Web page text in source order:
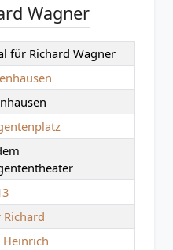
Wagner
für Richard Wagner
Heinrich